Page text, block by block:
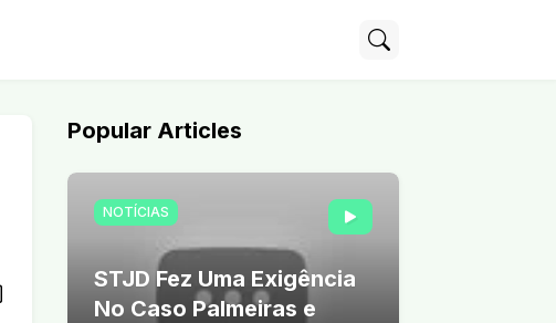
Popular Articles
NOTÍCIAS
STJD Fez Uma Exigência
No Caso Palmeiras e